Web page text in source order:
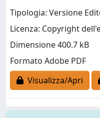
Tipologia: Versione
Licenza: Copyright
Dimensione 400.7 kB
Formato Adobe PDF
Visualizza/Apri